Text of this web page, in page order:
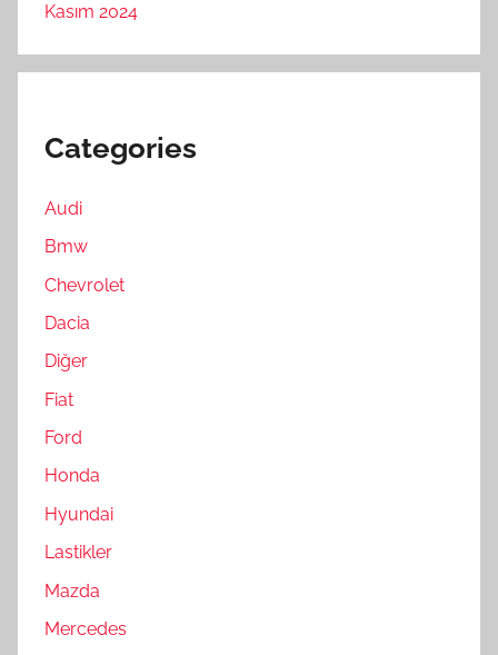
Kasım 2024
Categories
Audi
Bmw
Chevrolet
Dacia
Diğer
Fiat
Ford
Honda
Hyundai
Lastikler
Mazda
Mercedes